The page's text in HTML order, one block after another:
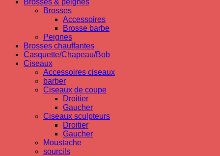
Brosses & peignes
Brosses
Accessoires
Brosse barbe
Peignes
Brosses chauffantes
Casquette/Chapeau/Bob
Ciseaux
Accessoires ciseaux
barber
Ciseaux de coupe
Droitier
Gaucher
Ciseaux sculpteurs
Droitier
Gaucher
Moustache
sourcils